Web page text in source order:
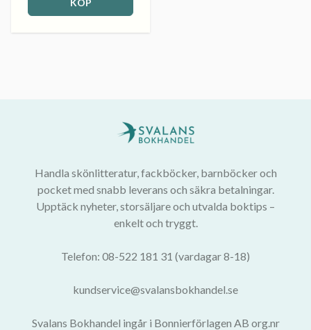
KÖP
Handla skönlitteratur, fackböcker, barnböcker och
pocket med snabb leverans och säkra betalningar.
Upptäck nyheter, storsäljare och utvalda boktips –
enkelt och tryggt.
Telefon: 08-522 181 31 (vardagar 8-18)
kundservice@svalansbokhandel.se
Svalans Bokhandel ingår i Bonnierförlagen AB org.nr